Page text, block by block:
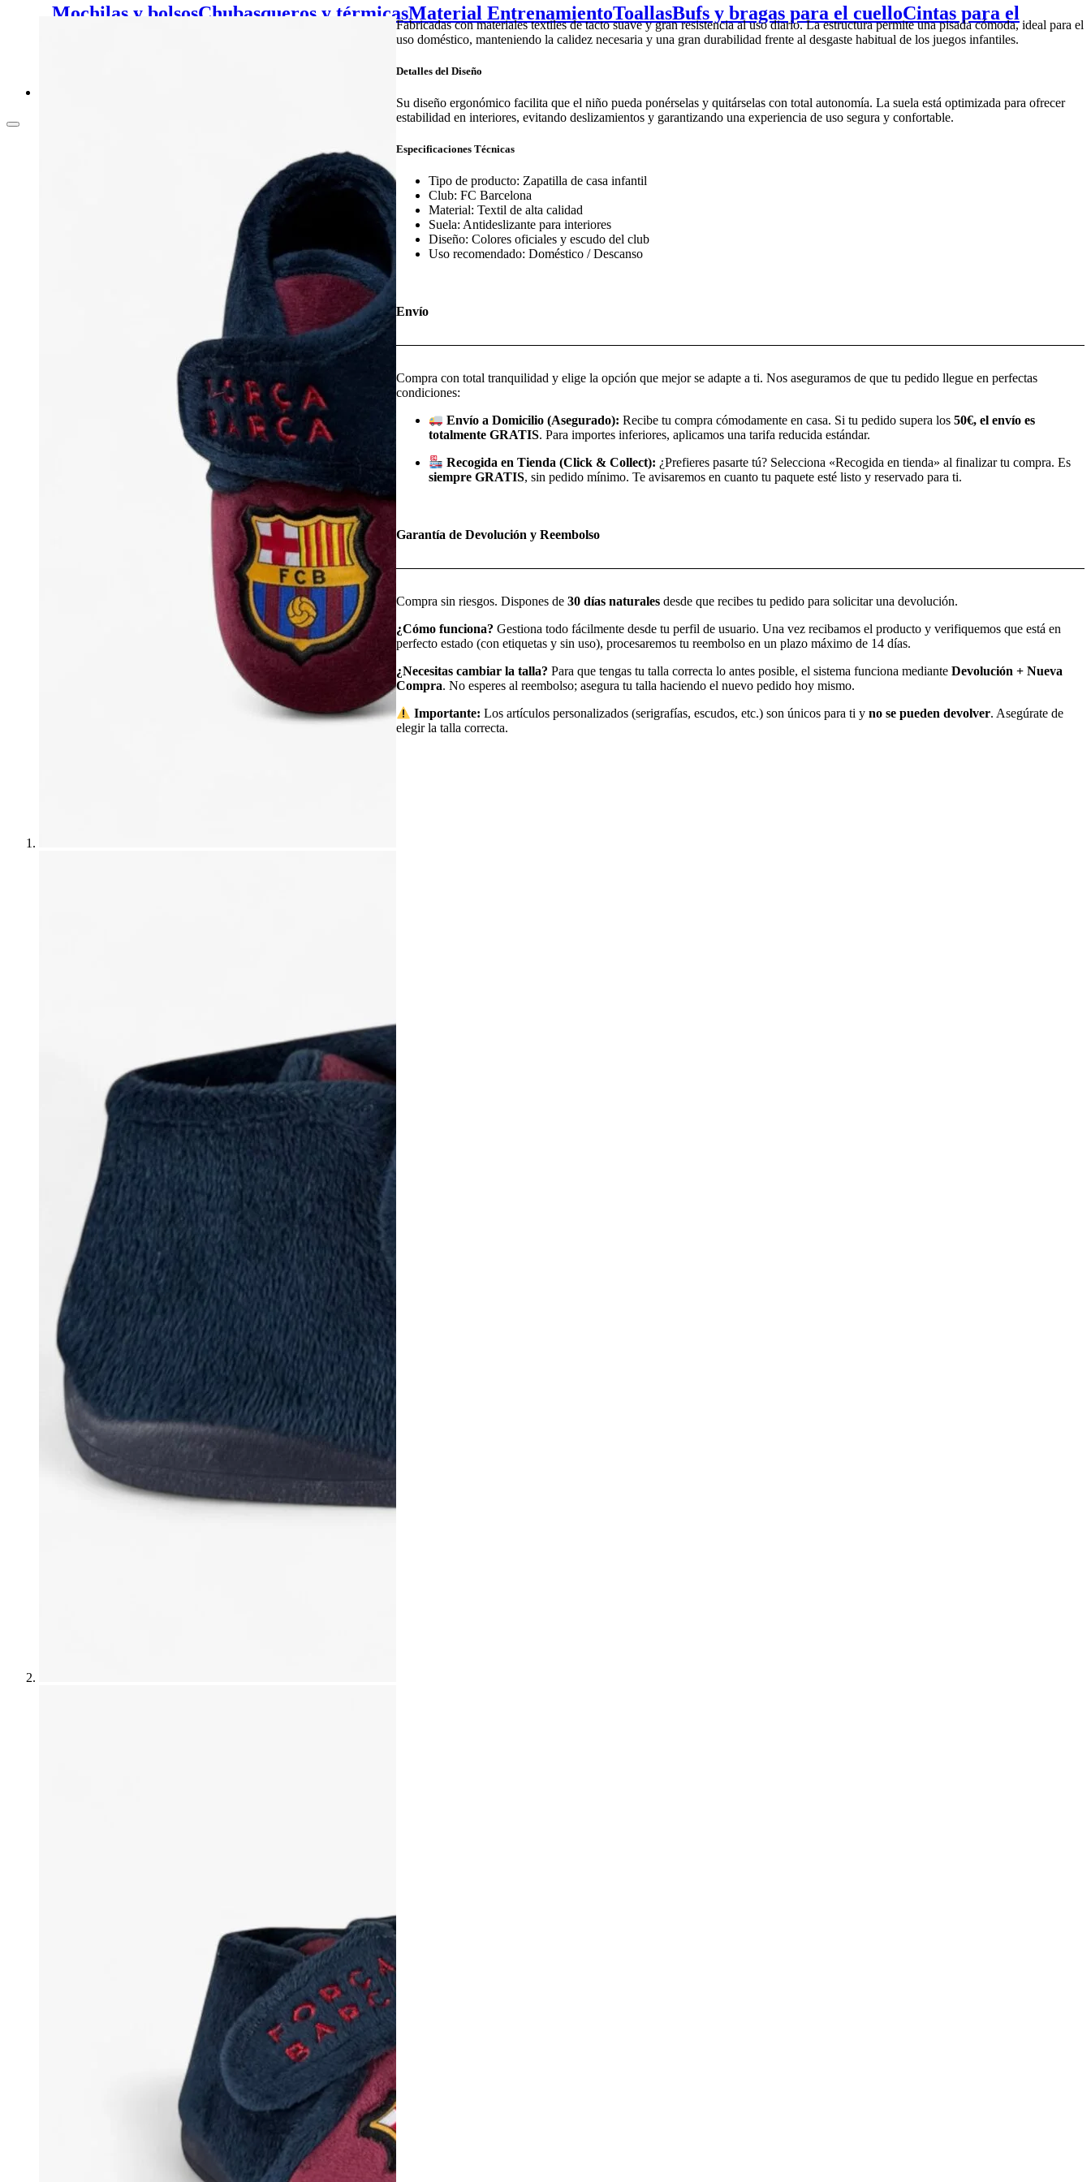
Mochilas y bolsosChubasqueros y térmicasMaterial EntrenamientoToallasBufs y bragas para el cuelloCintas para el
Fabricadas con materiales textiles de tacto suave y gran resistencia al uso diario. La estructura permite una pisada cómoda, ideal para el
uso doméstico, manteniendo la calidez necesaria y una gran durabilidad frente al desgaste habitual de los juegos infantiles.
Detalles del Diseño
Su diseño ergonómico facilita que el niño pueda ponérselas y quitárselas con total autonomía. La suela está optimizada para ofrecer
estabilidad en interiores, evitando deslizamientos y garantizando una experiencia de uso segura y confortable.
Especificaciones Técnicas
Tipo de producto: Zapatilla de casa infantil
Club: FC Barcelona
Material: Textil de alta calidad
Suela: Antideslizante para interiores
Diseño: Colores oficiales y escudo del club
Uso recomendado: Doméstico / Descanso
Envío
Compra con total tranquilidad y elige la opción que mejor se adapte a ti. Nos aseguramos de que tu pedido llegue en perfectas
condiciones:
Envío a Domicilio (Asegurado): Recibe tu compra cómodamente en casa. Si tu pedido supera los50€, el envío es
totalmente GRATIS. Para importes inferiores, aplicamos una tarifa reducida estándar.
Recogida en Tienda (Click & Collect): ¿Prefieres pasarte tú? Selecciona «Recogida en tienda» al finalizar tu compra. Es
siempre GRATIS, sin pedido mínimo. Te avisaremos en cuanto tu paquete esté listo y reservado para ti.
Garantía de Devolución y Reembolso
Compra sin riesgos. Dispones de 30 días naturales desde que recibes tu pedido para solicitar una devolución.
¿Cómo funciona? Gestiona todo fácilmente desde tu perfil de usuario. Una vez recibamos el producto y verifiquemos que está en
perfecto estado (con etiquetas y sin uso), procesaremos tu reembolso en un plazo máximo de 14 días.
¿Necesitas cambiar la talla? Para que tengas tu talla correcta lo antes posible, el sistema funciona mediante Devolución + Nueva
Compra. No esperes al reembolso; asegura tu talla haciendo el nuevo pedido hoy mismo.
Importante: Los artículos personalizados (serigrafías, escudos, etc.) son únicos para ti yno se pueden devolver. Asegúrate de
elegir la talla correcta.